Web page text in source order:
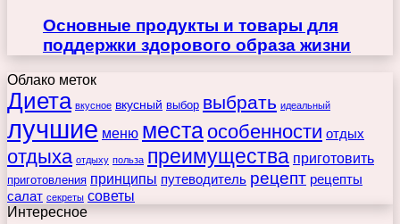
Основные продукты и товары для
поддержки здорового образа жизни
Облако меток
Диета вкусное вкусный выбор выбрать идеальный
лучшие меню места особенности отдых
отдыха отдыху польза преимущества приготовить
приготовления принципы путеводитель рецепт рецепты
салат секреты советы
Интересное